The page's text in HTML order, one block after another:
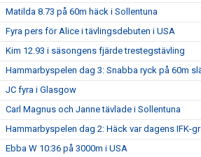
Matilda 8.73 på 60m häck i Sollentuna
Fyra pers för Alice i tävlingsdebuten i USA
Kim 12.93 i säsongens fjärde trestegstävling
Hammarbyspelen dag 3: Snabba ryck på 60m
JC fyra i Glasgow
Carl Magnus och Janne tävlade i Sollentuna
Hammarbyspelen dag 2: Häck var dagens IFK-
Ebba W 10:36 på 3000m i USA